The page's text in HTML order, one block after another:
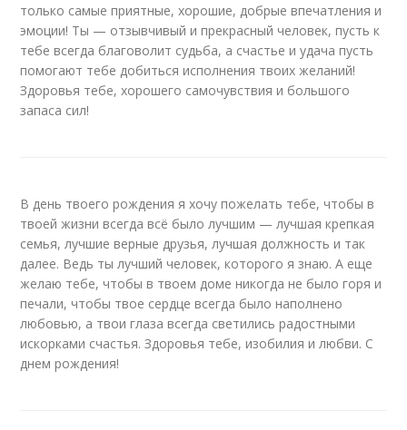
только самые приятные, хорошие, добрые впечатления и
эмоции! Ты — отзывчивый и прекрасный человек, пусть к
тебе всегда благоволит судьба, а счастье и удача пусть
помогают тебе добиться исполнения твоих желаний!
Здоровья тебе, хорошего самочувствия и большого
запаса сил!
В день твоего рождения я хочу пожелать тебе, чтобы в
твоей жизни всегда всё было лучшим — лучшая крепкая
семья, лучшие верные друзья, лучшая должность и так
далее. Ведь ты лучший человек, которого я знаю. А еще
желаю тебе, чтобы в твоем доме никогда не было горя и
печали, чтобы твое сердце всегда было наполнено
любовью, а твои глаза всегда светились радостными
искорками счастья. Здоровья тебе, изобилия и любви. С
днем рождения!